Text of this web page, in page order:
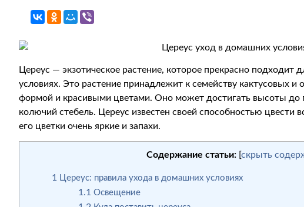
Цереус — экзотическое растение, которое прекрасно
условиях. Это растение принадлежит к семейству кактусовых и
формой и красивыми цветами. Оно может достигать высоты до
колючий стебель. Цереус известен своей способностью цвести
его цветки очень яркие и запахи.
Содержание статьи: [скрыть
1 Цереус: правила ухода в домашних условиях
1.1 Освещение